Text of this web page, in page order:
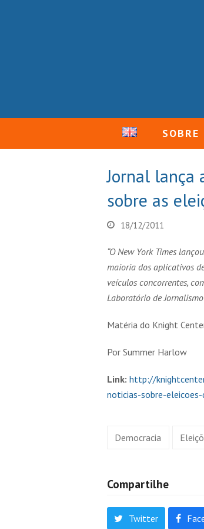
SOBRE
Jornal lança
sobre as
18/12/2011
“O New York Times
maioria dos aplicativos
veículos concorrentes,
Laboratório de
Matéria do Knight
Por Summer Harlow
Link: http://
noticias-sobre-
Democracia
Compartilhe
Twitter